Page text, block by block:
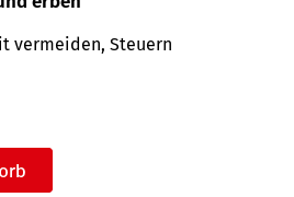
vermeiden, Steuern